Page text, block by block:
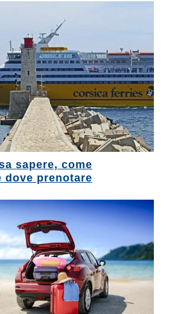
sapere, come
dove prenotare